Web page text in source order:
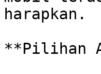
harapkan.
**Pilihan